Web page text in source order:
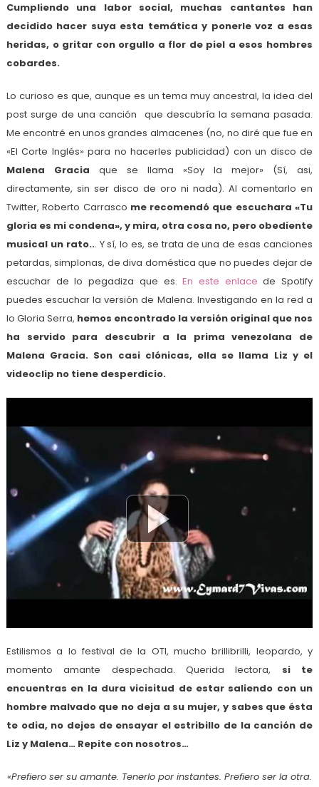
Cumpliendo una labor social, muchas cantantes han
decidido hacer suya esta temática y ponerle voz a esas
heridas, o gritar con orgullo a flor de piel a esos hombres
cobardes.
Lo curioso es que, aunque es un tema muy ancestral, la idea del
post surge de una canción que descubría la semana pasada.
Me encontré en unos grandes almacenes (no, no diré que fue en
«El Corte Inglés» para no hacerles publicidad) con un disco de
Malena Gracia que se llama «Soy la mejor» (Sí, asi,
directamente, sin ser disco de oro ni nada). Al comentarlo en
Twitter, Roberto Carrasco me recomendó que escuchara «Tu
gloria es mi condena», y mira, otra cosa no, pero obediente
musical un rato... Y sí, lo es, se trata de una de esas canciones
petardas, simplonas, de diva doméstica que no puedes dejar de
escuchar de lo pegadiza que es.En este enlace de Spotify
puedes escuchar la versión de Malena. Investigando en la red a
lo Gloria Serra, hemos encontrado la versión original que nos
ha servido para descubrir a la prima venezolana de
Malena Gracia. Son casi clónicas, ella se llama Liz y el
videoclip no tiene desperdicio.
Estilismos a lo festival de la OTI, mucho brillibrilli, leopardo, y
momento amante despechada. Querida lectora, si te
encuentras en la dura vicisitud de estar saliendo con un
hombre malvado que no deja a su mujer, y sabes que ésta
te odia, no dejes de ensayar el estribillo de la canción de
Liz y Malena… Repite con nosotros…
«Prefiero ser su amante. Tenerlo por instantes. Prefiero ser la otra.